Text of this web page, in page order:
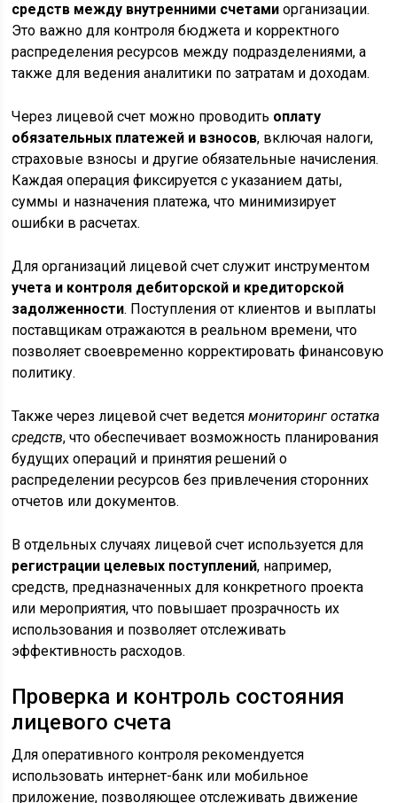
средств между внутренними счетами организации.
Это важно для контроля бюджета и корректного
распределения ресурсов между подразделениями, а
также для ведения аналитики по затратам и доходам.
Через лицевой счет можно проводить оплату
обязательных платежей и взносов, включая налоги,
страховые взносы и другие обязательные начисления.
Каждая операция фиксируется с указанием даты,
суммы и назначения платежа, что минимизирует
ошибки в расчетах.
Для организаций лицевой счет служит инструментом
учета и контроля дебиторской и кредиторской
задолженности. Поступления от клиентов и выплаты
поставщикам отражаются в реальном времени, что
позволяет своевременно корректировать финансовую
политику.
Также через лицевой счет ведетсямониторинг остатка
средств, что обеспечивает возможность планирования
будущих операций и принятия решений о
распределении ресурсов без привлечения сторонних
отчетов или документов.
В отдельных случаях лицевой счет используется для
регистрации целевых поступлений, например,
средств, предназначенных для конкретного проекта
или мероприятия, что повышает прозрачность их
использования и позволяет отслеживать
эффективность расходов.
Проверка и контроль состояния
лицевого счета
Для оперативного контроля рекомендуется
использовать интернет-банк или мобильное
приложение, позволяющее отслеживать движение